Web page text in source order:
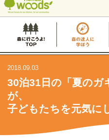
2018.09.03
30泊31日の「夏のガ
が、
子どもたちを元気に